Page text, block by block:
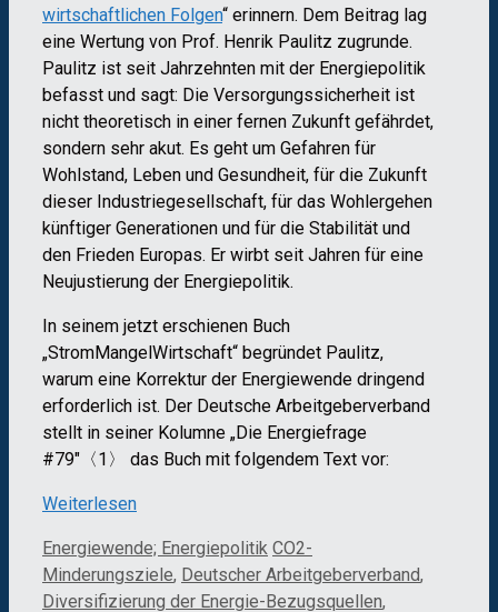
wirtschaftlichen Folgen“ erinnern. Dem Beitrag lag
eine Wertung von Prof. Henrik Paulitz zugrunde.
Paulitz ist seit Jahrzehnten mit der Energiepolitik
befasst und sagt: Die Versorgungssicherheit ist
nicht theoretisch in einer fernen Zukunft gefährdet,
sondern sehr akut. Es geht um Gefahren für
Wohlstand, Leben und Gesundheit, für die Zukunft
dieser Industriegesellschaft, für das Wohlergehen
künftiger Generationen und für die Stabilität und
den Frieden Europas. Er wirbt seit Jahren für eine
Neujustierung der Energiepolitik.
In seinem jetzt erschienen Buch
„StromMangelWirtschaft“ begründet Paulitz,
warum eine Korrektur der Energiewende dringend
erforderlich ist. Der Deutsche Arbeitgeberverband
stellt in seiner Kolumne „Die Energiefrage
#79″〈1〉 das Buch mit folgendem Text vor:
Weiterlesen
Kategorien
Energiewende; Energiepolitik Schlagwörter
CO2-
Minderungsziele, Deutscher Arbeitgeberverband,
Diversifizierung der Energie-Bezugsquellen,